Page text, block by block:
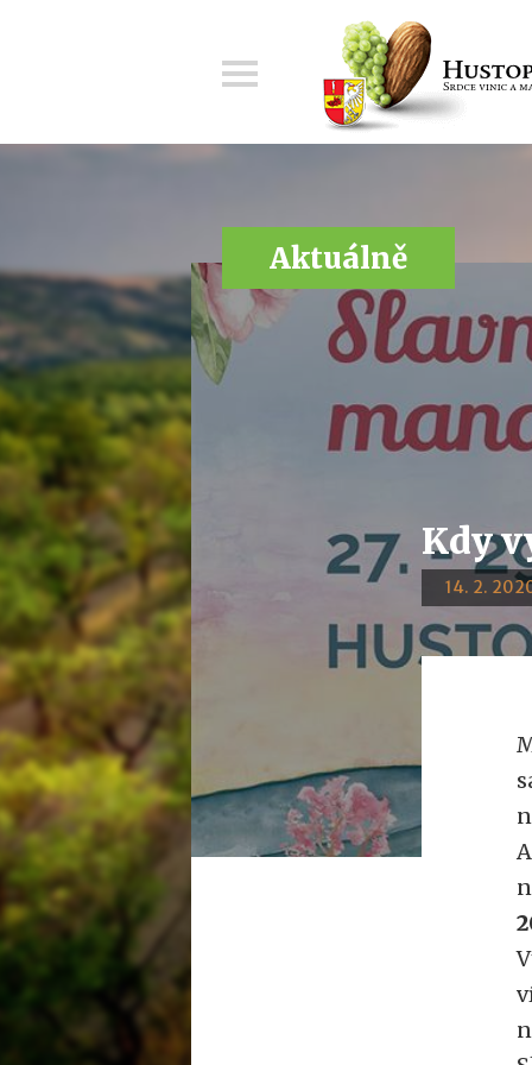
Aktuálně
Kdy
14. 2.